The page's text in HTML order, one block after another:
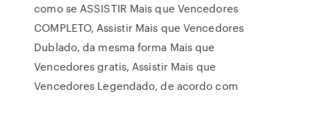
como se ASSISTIR Mais que Vencedores
COMPLETO, Assistir Mais que Vencedores
Dublado, da mesma forma Mais que
Vencedores gratis, Assistir Mais que
Vencedores Legendado, de acordo com